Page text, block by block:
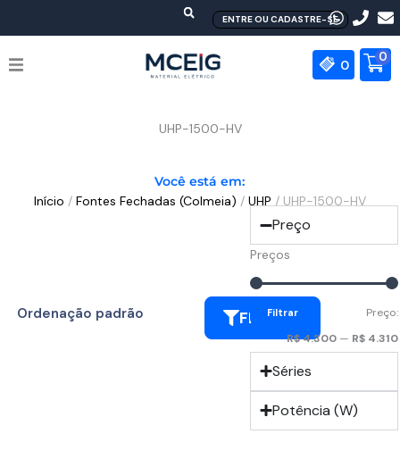
conteúdo
ENTRE OU CADASTRE-SE
PRODUTOS
0
0
UHP-1500-HV
Você está em:
Início / Fontes Fechadas (Colmeia) / UHP / UHP-1500-HV
FILTRAR
Preço
Preços
Filtrar
Preço:
R$ 4.300 — R$ 4.310
Séries
Potência (W)